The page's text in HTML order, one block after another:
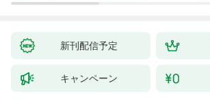
新刊配信予定
キャンペーン